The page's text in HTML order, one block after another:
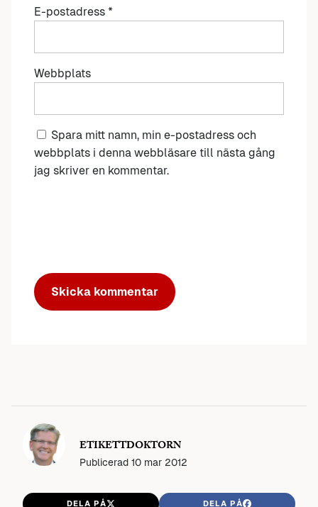
E-postadress *
Webbplats
Spara mitt namn, min e-postadress och
webbplats i denna webbläsare till nästa gång
jag skriver en kommentar.
ETIKETTDOKTORN
Publicerad 10 mar 2012
DELA PÅ DELA PÅ